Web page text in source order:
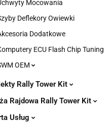
Mocowania
Deflekory Owiewki
Dodatkowe
ECU Flash Chip Tuning
OEM
Rally Tower Kit
Rajdowa Rally Tower Kit
Usług